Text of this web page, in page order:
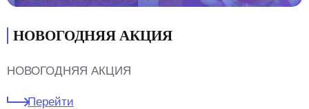
НОВОГОДНЯЯ АКЦИЯ
НОВОГОДНЯЯ АКЦИЯ
Перейти